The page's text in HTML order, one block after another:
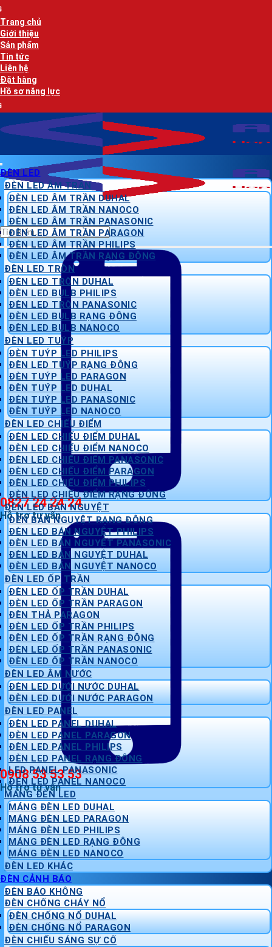
Bỏ
qua
nội
dung
Trang chủ
Giới thiệu
Sản phẩm
Tin tức
Liên hệ
Đặt hàng
Hồ sơ năng lực
Tìm
kiếm:
0827 24 24 24
Hỗ trợ tư vấn
0908 53 53 53
Hỗ trợ tư vấn
ĐÈN LED
ĐÈN LED ÂM TRẦN
ĐÈN LED ÂM TRẦN DUHAL
ĐÈN LED ÂM TRẦN NANOCO
ĐÈN LED ÂM TRẦN PANASONIC
ĐÈN LED ÂM TRẦN PARAGON
ĐÈN LED ÂM TRẦN PHILIPS
ĐÈN LED ÂM TRẦN RẠNG ĐÔNG
ĐÈN LED TRÒN
ĐÈN LED TRÒN DUHAL
ĐÈN LED BULB PHILIPS
ĐÈN LED TRÒN PANASONIC
ĐÈN LED BULB RẠNG ĐÔNG
ĐÈN LED BULB NANOCO
ĐÈN LED TUÝP
ĐÈN TUÝP LED PHILIPS
ĐÈN LED TUÝP RẠNG ĐÔNG
ĐÈN TUÝP LED PARAGON
ĐÈN TUÝP LED DUHAL
ĐÈN TUÝP LED PANASONIC
ĐÈN TUÝP LED NANOCO
ĐÈN LED CHIẾU ĐIỂM
ĐÈN LED CHIẾU ĐIỂM DUHAL
ĐÈN LED CHIẾU ĐIỂM NANOCO
ĐÈN LED CHIẾU ĐIỂM PANASONIC
ĐÈN LED CHIẾU ĐIỂM PARAGON
ĐÈN LED CHIẾU ĐIỂM PHILIPS
ĐÈN LED CHIẾU ĐIỂM RẠNG ĐÔNG
ĐÈN LED BÁN NGUYỆT
ĐÈN BÁN NGUYỆT RẠNG ĐÔNG
ĐÈN LED BÁN NGUYỆT PHILIPS
ĐÈN LED BÁN NGUYỆT PANASONIC
ĐÈN LED BÁN NGUYỆT DUHAL
ĐÈN LED BÁN NGUYỆT NANOCO
ĐÈN LED ỐP TRẦN
ĐÈN LED ỐP TRẦN DUHAL
ĐÈN LED ỐP TRẦN PARAGON
ĐÈN THẢ PARAGON
ĐÈN LED ỐP TRẦN PHILIPS
ĐÈN LED ỐP TRẦN RẠNG ĐÔNG
ĐÈN LED ỐP TRẦN PANASONIC
ĐÈN LED ỐP TRẦN NANOCO
ĐÈN LED ÂM NƯỚC
ĐÈN LED DƯỚI NƯỚC DUHAL
ĐÈN LED DƯỚI NƯỚC PARAGON
ĐÈN LED PANEL
ĐÈN LED PANEL DUHAL
ĐÈN LED PANEL PARAGON
ĐÈN LED PANEL PHILIPS
ĐÈN LED PANEL RẠNG ĐÔNG
LED PANEL PANASONIC
ĐÈN LED PANEL NANOCO
MÁNG ĐÈN LED
MÁNG ĐÈN LED DUHAL
MÁNG ĐÈN LED PARAGON
MÁNG ĐÈN LED PHILIPS
MÁNG ĐÈN LED RẠNG ĐÔNG
MÁNG ĐÈN LED NANOCO
ĐÈN LED KHÁC
ĐÈN CẢNH BÁO
ĐÈN BÁO KHÔNG
ĐÈN CHỐNG CHÁY NỔ
ĐÈN CHỐNG NỔ DUHAL
ĐÈN CHỐNG NỔ PARAGON
ĐÈN CHIẾU SÁNG SỰ CỐ